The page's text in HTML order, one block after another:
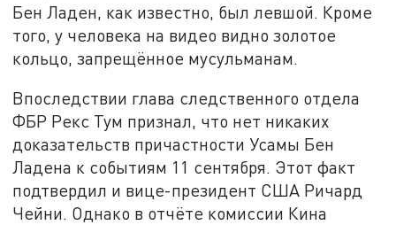
Бен Ладен, как известно, был левшой. Кроме
того, у человека на видео видно золотое
кольцо, запрещённое мусульманам.
Впоследствии глава следственного отдела
ФБР Рекс Тум признал, что нет никаких
доказательств причастности Усамы Бен
Ладена к событиям 11 сентября. Этот факт
подтвердил и вице-президент США Ричард
Чейни. Однако в отчёте комиссии Кина